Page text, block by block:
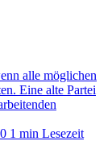
alle möglichen
Eine alte Partei
1 min Lesezeit